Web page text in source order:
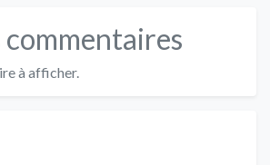
à afficher.